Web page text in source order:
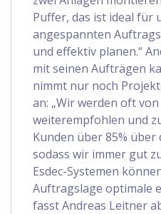
Puffer, das ist ideal für
angespannten
und effektiv planen.“
mit seinen Aufträgen
nimmt nur noch
an: „Wir werden oft
weiterempfohlen und
Kunden über 85% über
sodass wir immer gut
Esdec-Systemen
Auftragslage optimale
fasst Andreas Leitner